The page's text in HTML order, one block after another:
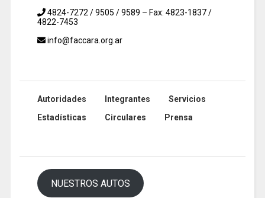
4824-7272 / 9505 / 9589 – Fax: 4823-1837 /
4822-7453
info@faccara.org.ar
Autoridades Integrantes
Servicios
Estadísticas
Circulares Prensa
NUESTROS AUTOS